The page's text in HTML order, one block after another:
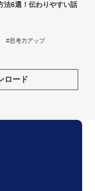
法6選！伝わりやすい話
#思考力アップ
ロード